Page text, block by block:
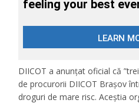
DIICOT a anunțat oficial că
de procurorii DIICOT Brașov
droguri de mare risc. Aceștia